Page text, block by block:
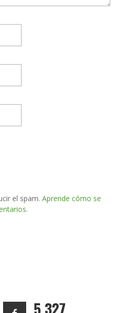
el spam. Aprende cómo se
5,327